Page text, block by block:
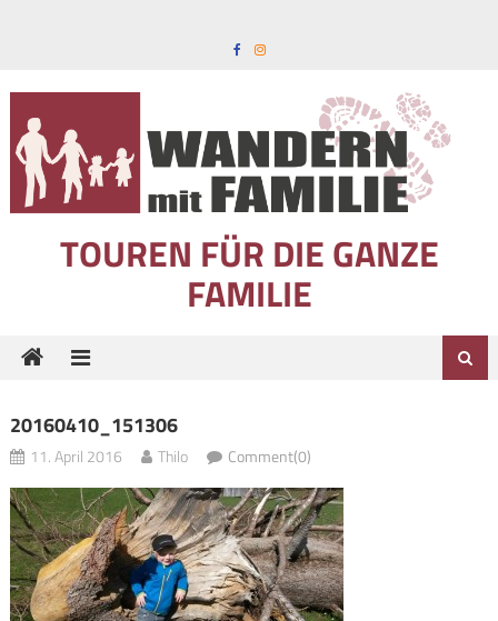
TOUREN FÜR DIE GANZE
FAMILIE
20160410_151306
11. April 2016 Thilo Comment(0)